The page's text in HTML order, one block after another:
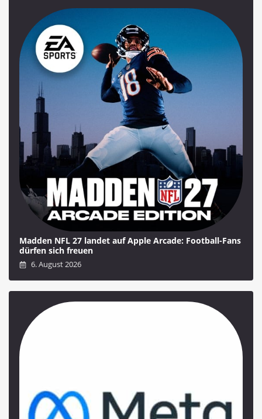
Madden NFL 27 landet auf Apple Arcade: Football-Fans
dürfen sich freuen
6. August 2026